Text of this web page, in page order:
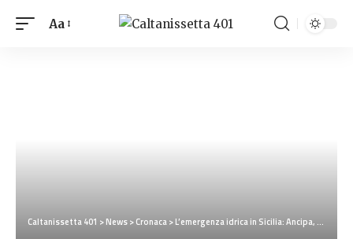
Aa
Caltanissetta 401 >News>Cronaca>L’emergenza idrica in Sicilia: Ancipa, è quasi vuota FOTO